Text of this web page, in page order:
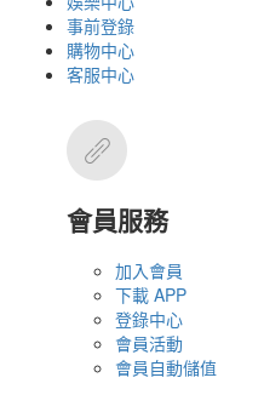
事前登錄
購物中心
客服中心
會員服務
加入會員
下載 APP
登錄中心
會員活動
會員自動儲值